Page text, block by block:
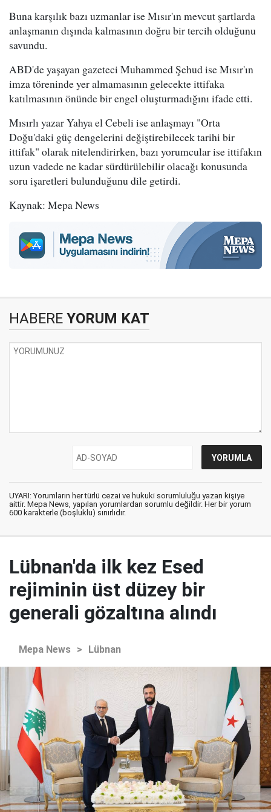
Buna karşılık bazı uzmanlar ise Mısır'ın mevcut şartlarda
anlaşmanın dışında kalmasının doğru bir tercih olduğunu
savundu.
ABD'de yaşayan gazeteci Muhammed Şehud ise Mısır'ın
imza töreninde yer almamasının gelecekte ittifaka
katılmasının önünde bir engel oluşturmadığını ifade etti.
Mısırlı yazar Yahya el Cebeli ise anlaşmayı "Orta
Doğu'daki güç dengelerini değiştirebilecek tarihi bir
ittifak" olarak nitelendirirken, bazı yorumcular ise ittifakın
uzun vadede ne kadar sürdürülebilir olacağı konusunda
soru işaretleri bulunduğunu dile getirdi.
Kaynak: Mepa News
HABERE YORUM KAT
UYARI: Yorumların her türlü cezai ve hukuki sorumluluğu yazan kişiye
aittir. Mepa News, yapılan yorumlardan sorumlu değildir. Her bir yorum
600 karakterle (boşluklu) sınırlıdır.
Lübnan'da ilk kez Esed
rejiminin üst düzey bir
generali gözaltına alındı
Mepa News > Lübnan